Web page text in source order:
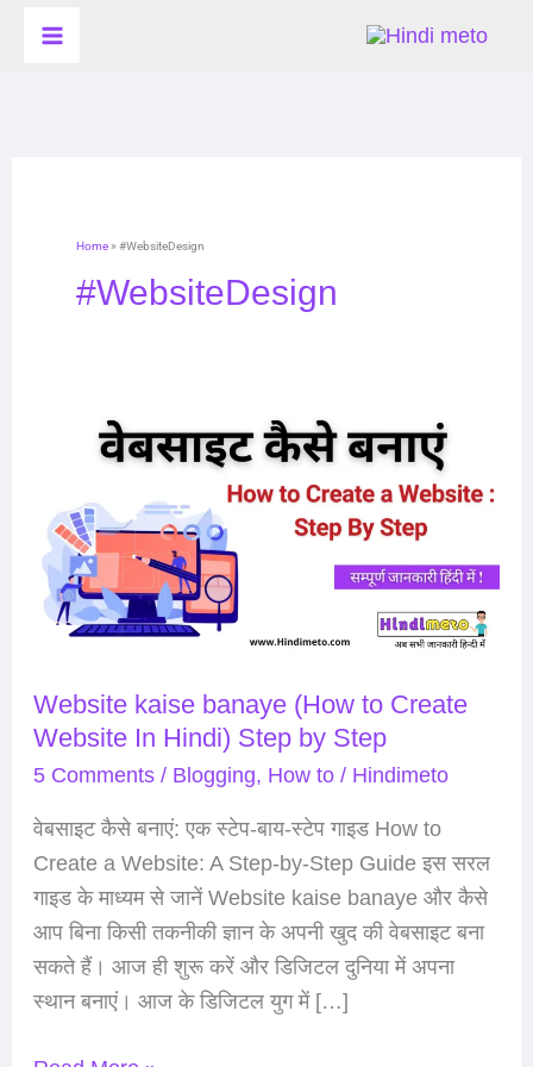
Home» #WebsiteDesign
#WebsiteDesign
Website kaise banaye (How to Create
Website In Hindi) Step by Step
5 Comments / Blogging, How to/ Hindimeto
वेबसाइट कैसे बनाएं: एक स्टेप-बाय-स्टेप गाइड How to
Create a Website: A Step-by-Step Guide इस सरल
गाइड के माध्यम से जानें Website kaise banaye और कैसे
आप बिना किसी तकनीकी ज्ञान के अपनी खुद की वेबसाइट बना
सकते हैं। आज ही शुरू करें और डिजिटल दुनिया में अपना
स्थान बनाएं। आज के डिजिटल युग में […]
Website
(How
to
Create
Website
Hindi)
Step
by